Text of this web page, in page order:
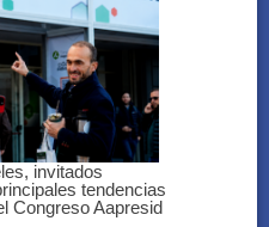
invitados
tendencias
Congreso Aapresid